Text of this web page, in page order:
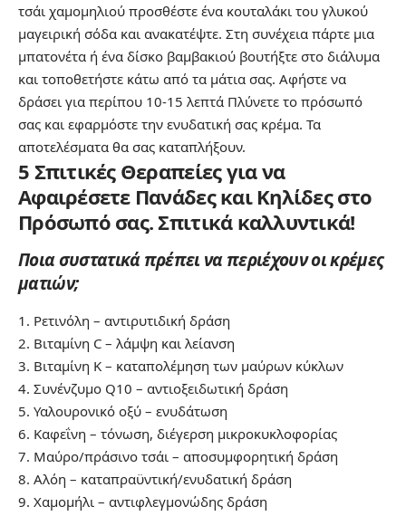
τσάι χαμομηλιού προσθέστε ένα κουταλάκι του γλυκού
μαγειρική σόδα και ανακατέψτε. Στη συνέχεια πάρτε μια
μπατονέτα ή ένα δίσκο βαμβακιού βουτήξτε στο διάλυμα
και τοποθετήστε κάτω από τα μάτια σας. Αφήστε να
δράσει για περίπου 10-15 λεπτά Πλύνετε το πρόσωπό
σας και εφαρμόστε την ενυδατική σας κρέμα. Τα
αποτελέσματα θα σας καταπλήξουν.
5 Σπιτικές Θεραπείες για να
Αφαιρέσετε Πανάδες και Κηλίδες στο
Πρόσωπό σας. Σπιτικά καλλυντικά!
Ποια συστατικά πρέπει να περιέχουν οι κρέμες
ματιών;
1. Ρετινόλη – αντιρυτιδική δράση
2. Βιταμίνη C – λάμψη και λείανση
3. Βιταμίνη Κ – καταπολέμηση των μαύρων κύκλων
4. Συνένζυμο Q10 – αντιοξειδωτική δράση
5. Υαλουρονικό οξύ – ενυδάτωση
6. Καφεΐνη – τόνωση, διέγερση μικροκυκλοφορίας
7. Μαύρο/πράσινο τσάι – αποσυμφορητική δράση
8. Αλόη – καταπραϋντική/ενυδατική δράση
9. Χαμομήλι – αντιφλεγμονώδης δράση